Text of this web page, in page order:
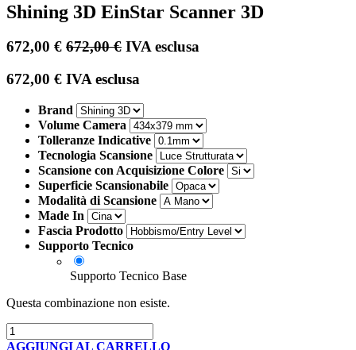
Shining 3D EinStar Scanner 3D
672,00 € 672,00€ IVA esclusa
672,00 € IVA esclusa
Brand
Volume Camera
Tolleranze Indicative
Tecnologia Scansione
Scansione con Acquisizione Colore
Superficie Scansionabile
Modalità di Scansione
Made In
Fascia Prodotto
Supporto Tecnico
Supporto Tecnico Base
Questa combinazione non esiste.
AGGIUNGI AL CARRELLO